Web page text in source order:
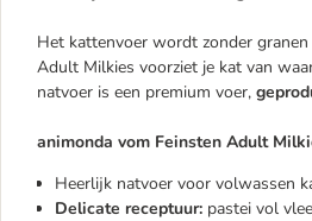
Het kattenvoer wordt zonder
Adult Milkies voorziet je kat van
natvoer is een premium voer,
animonda vom Feinsten Adult
Heerlijk natvoer voor volwassen
Delicate receptuur: pastei vol